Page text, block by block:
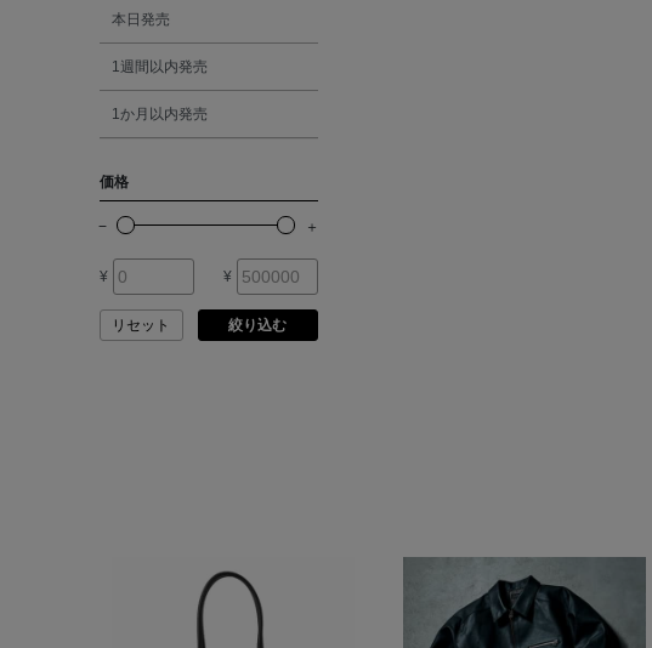
ARCS LONDON
ARIANNA
ASAUCE MELER
ATELIER AMBOISE
ATTO VANNUCCI
FIRENZE
オレンジ
シルバー
本日発売
1週間以内発売
1か月以内発売
価格
¥ ¥
リセット 絞り込む